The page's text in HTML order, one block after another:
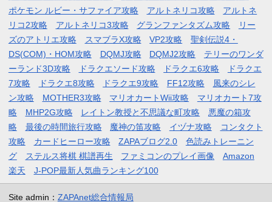
ポケモン ルビー・サファイア攻略
アルトネリコ攻略
アルトネ
リコ2攻略
アルトネリコ3攻略 グランファンタズム攻略
リー
ズのアトリエ攻略
スマブラX攻略 VP2攻略
聖剣伝説4・
DS(COM)・HOM攻略
DQMJ攻略 DQMJ2攻略
テリーのワンダ
ーランド3D攻略
ドラクエソード攻略 ドラクエ6攻略
ドラクエ
7攻略
ドラクエ8攻略 ドラクエ9攻略 FF12攻略
風来のシレ
ン攻略
MOTHER3攻略 マリオカートWii攻略
マリオカート7攻
略
MHP2G攻略 レイトン教授と不思議な町攻略
悪魔の箱攻
略
最後の時間旅行攻略 魔神の笛攻略 イヅナ攻略
コンタクト
攻略
カードヒーロー攻略 ZAPAブログ2.0
色読みトレーニン
グ
ステルス将棋 棋譜再生 ファミコンのプレイ画像
Amazon
楽天
J-POP最新人気曲ランキング100
Site admin： ZAPAnet総合情報局